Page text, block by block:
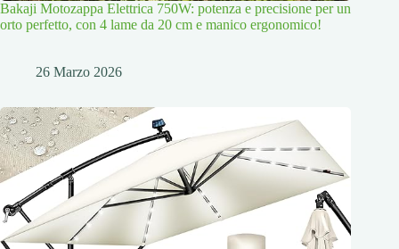
Bakaji Motozappa Elettrica 750W: potenza e precisione per un
orto perfetto, con 4 lame da 20 cm e manico ergonomico!
26 Marzo 2026